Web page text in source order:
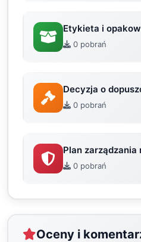
Etykieta i
0 pobrań
Decyzja o
0 pobrań
Plan zarządzania
0 pobrań
Oceny i